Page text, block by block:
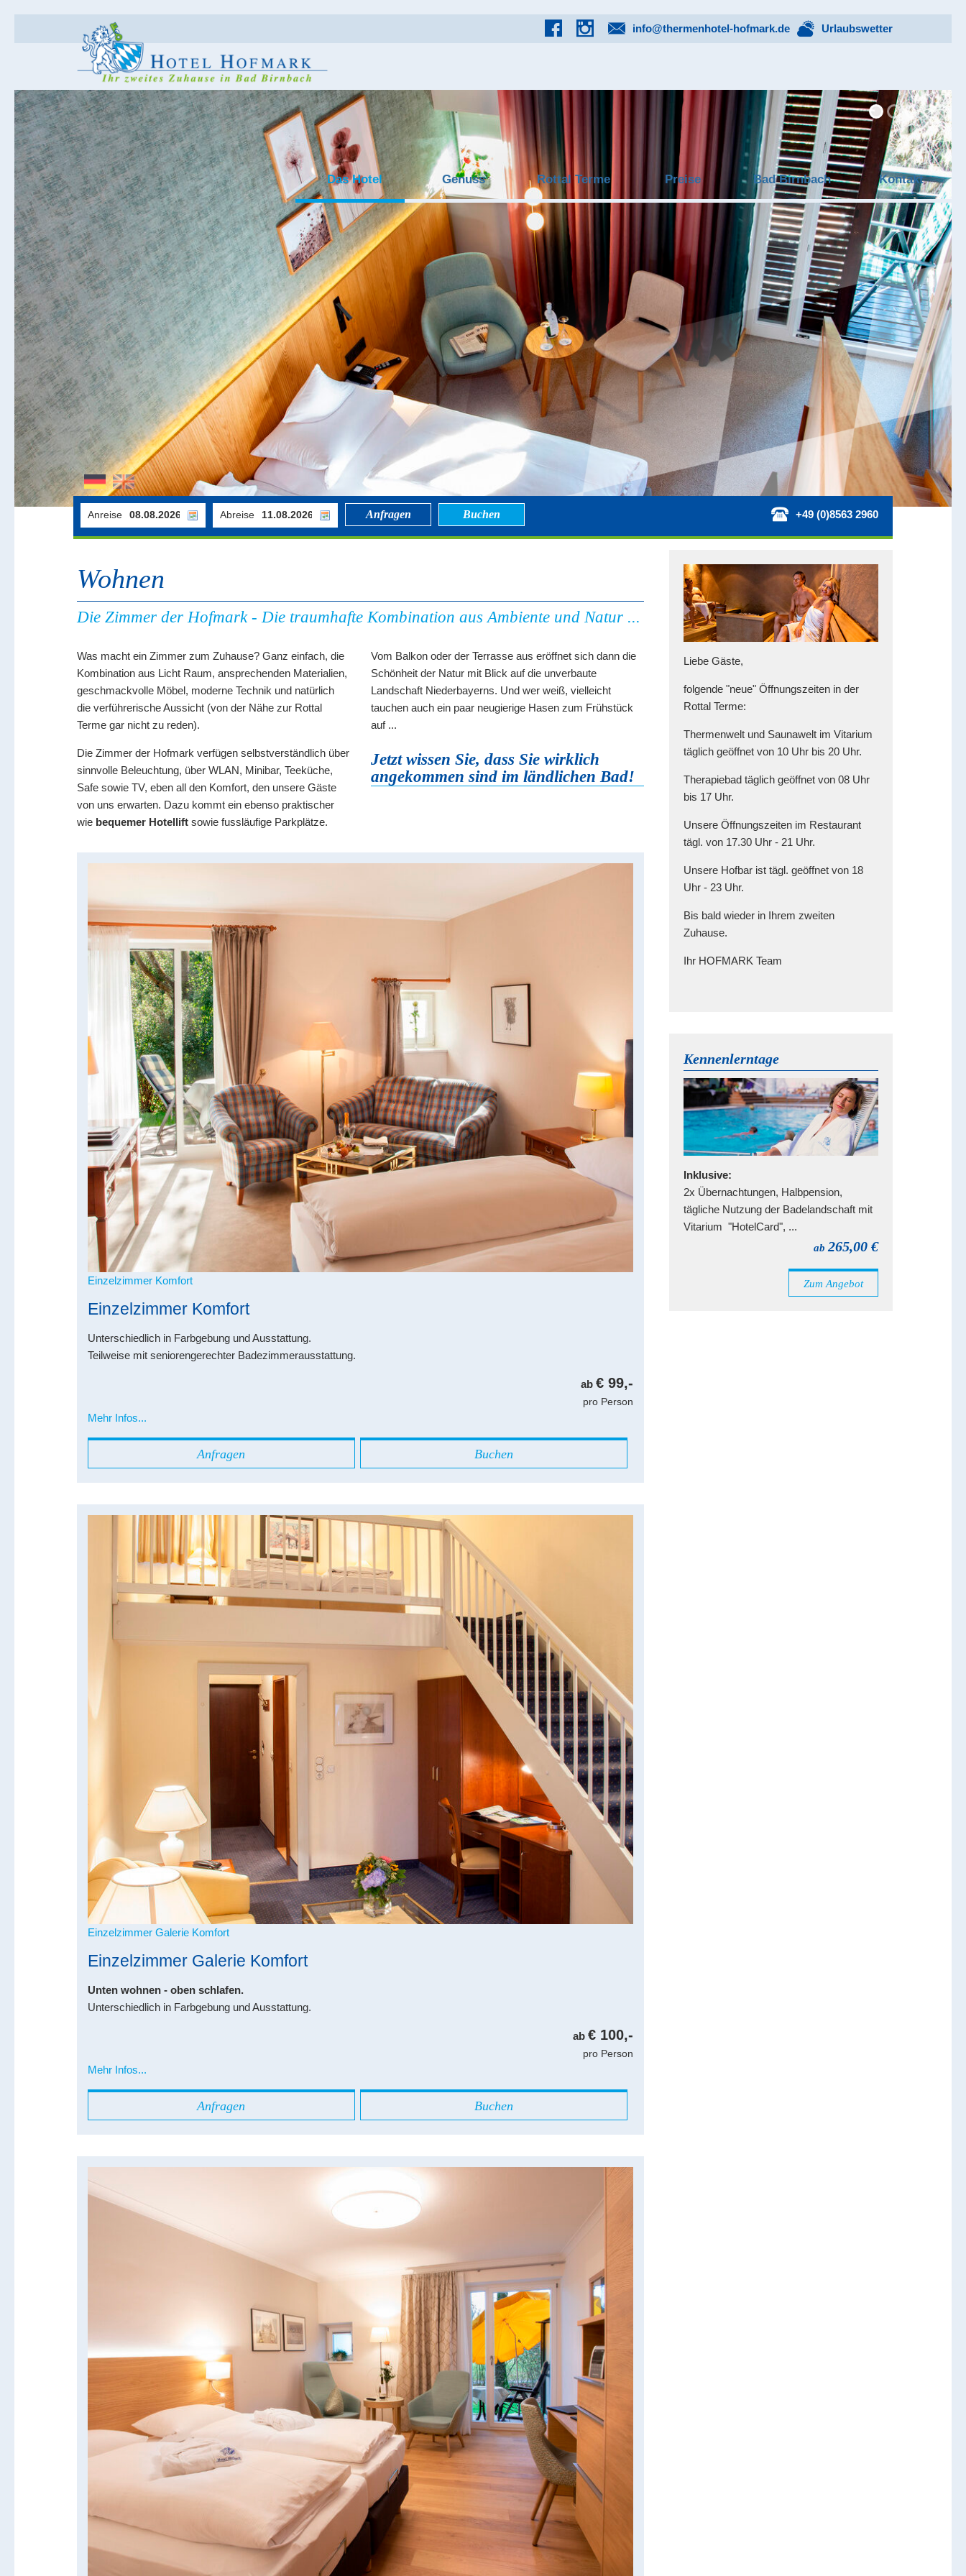
info@thermenhotel-hofmark.de Urlaubswetter
Das Hotel Genuss Rottal Terme Preise Bad Birnbach Kontakt
Anreise Abreise Anfragen Buchen +49 (0)8563 2960
Wohnen
Die Zimmer der Hofmark - Die traumhafte Kombination aus Ambiente und Natur ...
Was macht ein Zimmer zum Zuhause? Ganz einfach, die
Kombination aus Licht Raum, ansprechenden Materialien,
geschmackvolle Möbel, moderne Technik und natürlich
die verführerische Aussicht (von der Nähe zur Rottal
Terme gar nicht zu reden).
Die Zimmer der Hofmark verfügen selbstverständlich über
sinnvolle Beleuchtung, über WLAN, Minibar, Teeküche,
Safe sowie TV, eben all den Komfort, den unsere Gäste
von uns erwarten. Dazu kommt ein ebenso praktischer
wie bequemer Hotellift sowie fussläufige Parkplätze.
Vom Balkon oder der Terrasse aus eröffnet sich dann die
Schönheit der Natur mit Blick auf die unverbaute
Landschaft Niederbayerns. Und wer weiß, vielleicht
tauchen auch ein paar neugierige Hasen zum Frühstück
auf ...
Jetzt wissen Sie, dass Sie wirklich
angekommen sind im ländlichen Bad!
Einzelzimmer Komfort
Einzelzimmer Komfort
Unterschiedlich in Farbgebung und Ausstattung.
Teilweise mit seniorengerechter Badezimmerausstattung.
ab € 99,-
pro Person
Mehr Infos...
Anfragen Buchen
Einzelzimmer Galerie Komfort
Einzelzimmer Galerie Komfort
Unten wohnen - oben schlafen.
Unterschiedlich in Farbgebung und Ausstattung.
ab € 100,-
pro Person
Mehr Infos...
Anfragen Buchen
Liebe Gäste,
folgende "neue" Öffnungszeiten in der
Rottal Terme:
Thermenwelt und Saunawelt im Vitarium
täglich geöffnet von 10 Uhr bis 20 Uhr.
Therapiebad täglich geöffnet von 08 Uhr
bis 17 Uhr.
Unsere Öffnungszeiten im Restaurant
tägl. von 17.30 Uhr - 21 Uhr.
Unsere Hofbar ist tägl. geöffnet von 18
Uhr - 23 Uhr.
Bis bald wieder in Ihrem zweiten
Zuhause.
Ihr HOFMARK Team
Kennenlerntage
Inklusive:
2x Übernachtungen, Halbpension,
tägliche Nutzung der Badelandschaft mit
Vitarium "HotelCard", ...
ab 265,00 €
Zum Angebot